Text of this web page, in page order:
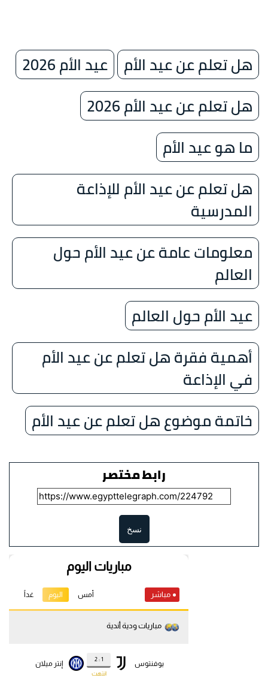
هل تعلم عن عيد الأم عيد الأم 2026
هل تعلم عن عيد الأم 2026
ما هو عيد الأم
هل تعلم عن عيد الأم للإذاعة
المدرسية
معلومات عامة عن عيد الأم حول
العالم
عيد الأم حول العالم
أهمية فقرة هل تعلم عن عيد الأم
في الإذاعة
خاتمة موضوع هل تعلم عن عيد الأم
رابط مختصر
نسخ